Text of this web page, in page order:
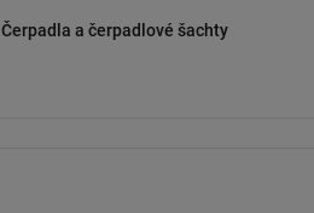
Čerpadla a čerpadlové šachty